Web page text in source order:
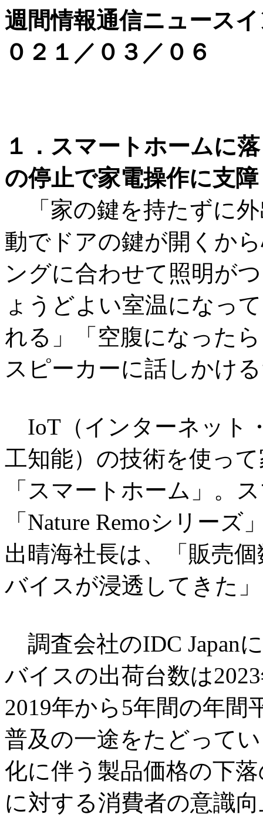
週間情報通信ニュース
０２１／０３／０６
１．スマートホームに
の停止で家電操作に支
「家の鍵を持たずに
動でドアの鍵が開くか
ングに合わせて照明が
ょうどよい室温になっ
れる」「空腹になった
スピーカーに話しかけ
IoT（インターネット
工知能）の技術を使っ
「スマートホーム」。
「Nature Remoシリー
出晴海社長は、「販売
バイスが浸透してきた
調査会社のIDC Japan
バイスの出荷台数は
2019年から5年間の年間
普及の一途をたどって
化に伴う製品価格の下
に対する消費者の意識